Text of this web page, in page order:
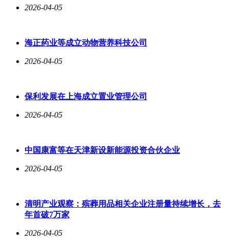
2026-04-05
海正药业等成立动物营养科技公司
2026-04-05
保利发展在上海成立置业管理公司
2026-04-05
中国康富等在天津新设新能源投资合伙企业
2026-04-05
清明产业观察：殡葬用品相关企业注册量持续增长，去
年首破7万家
2026-04-05